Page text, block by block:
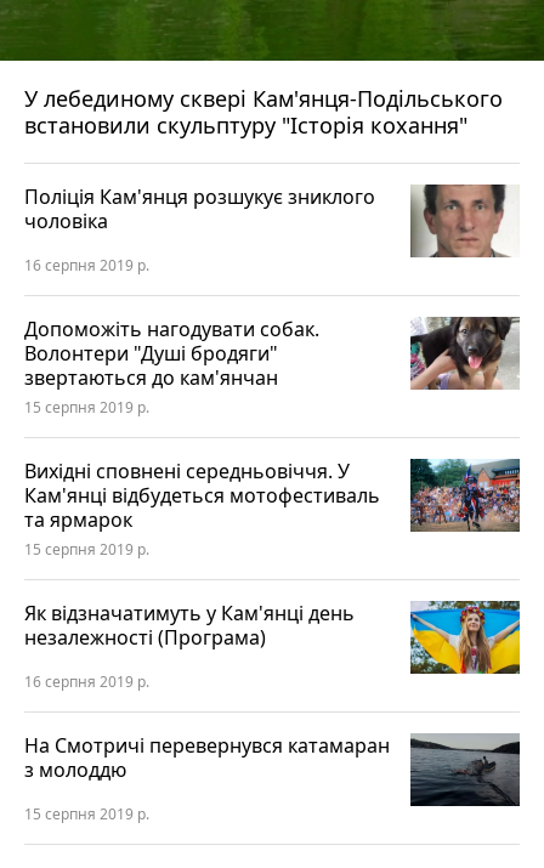
У лебединому сквері Кам'янця-Подільського
встановили скульптуру "Історія кохання"
Поліція Кам'янця розшукує зниклого
чоловіка
16 серпня 2019 р.
Допоможіть нагодувати собак.
Волонтери "Душі бродяги"
звертаються до кам'янчан
15 серпня 2019 р.
Вихідні сповнені середньовіччя. У
Кам'янці відбудеться мотофестиваль
та ярмарок
15 серпня 2019 р.
Як відзначатимуть у Кам'янці день
незалежності (Програма)
16 серпня 2019 р.
На Смотричі перевернувся катамаран
з молоддю
15 серпня 2019 р.